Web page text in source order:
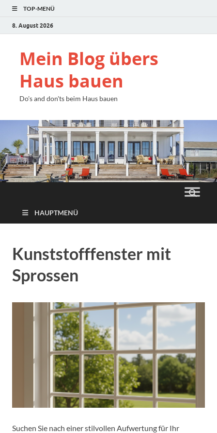
TOP-MENÜ
8. August 2026
Mein Blog übers
Haus bauen
Do's and don'ts beim Haus bauen
HAUPTMENÜ
Kunststofffenster mit
Sprossen
Suchen Sie nach einer stilvollen Aufwertung für Ihr